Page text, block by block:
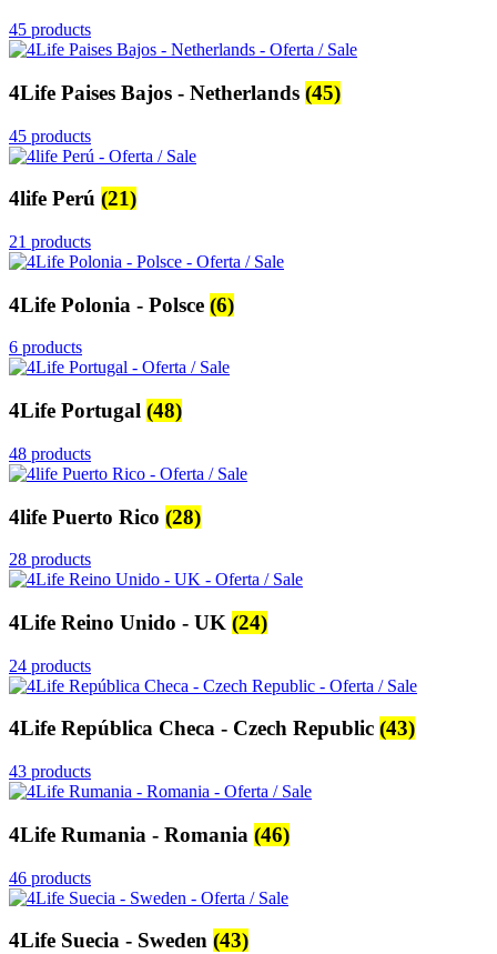
45 products
4Life Paises Bajos - Netherlands (45)
45 products
4life Perú (21)
21 products
4Life Polonia - Polsce (6)
6 products
4Life Portugal (48)
48 products
4life Puerto Rico (28)
28 products
4Life Reino Unido - UK (24)
24 products
4Life República Checa - Czech Republic (43)
43 products
4Life Rumania - Romania (46)
46 products
4Life Suecia - Sweden (43)